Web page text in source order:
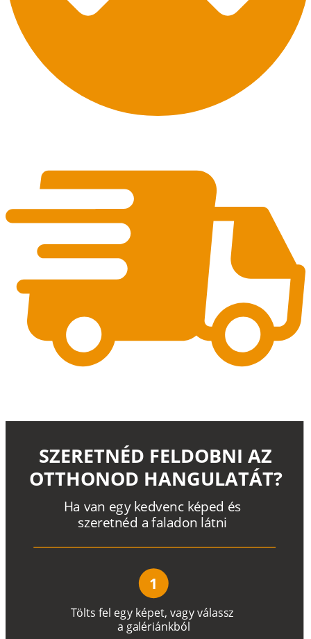
Tölts fel egy képet, vagyválassz
a galériánkból
Ha van egy kedvenc képed és
szeretnéd a faladon látni
SZERETNÉD FELDOBNI AZ
OTTHONOD HANGULATÁT?
1